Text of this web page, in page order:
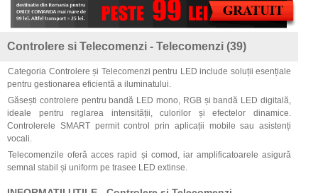
Controlere si Telecomenzi - Telecomenzi (39)
Categoria Controlere și Telecomenzi pentru LED include soluții esențiale
pentru gestionarea eficientă a iluminatului.
Găsești controlere pentru bandă LED mono, RGB și bandă LED digitală,
ideale pentru reglarea intensității, culorilor și efectelor dinamice.
Controlerele SMART permit control prin aplicații mobile sau asistenți
vocali.
Telecomenzile oferă acces rapid și comod, iar amplificatoarele asigură
semnal stabil și uniform pe trasee LED extinse.